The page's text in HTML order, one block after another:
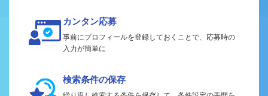
カンタン応募
事前にプロフィールを登録しておくことで、応募時の
入力が簡単に
検索条件の保存